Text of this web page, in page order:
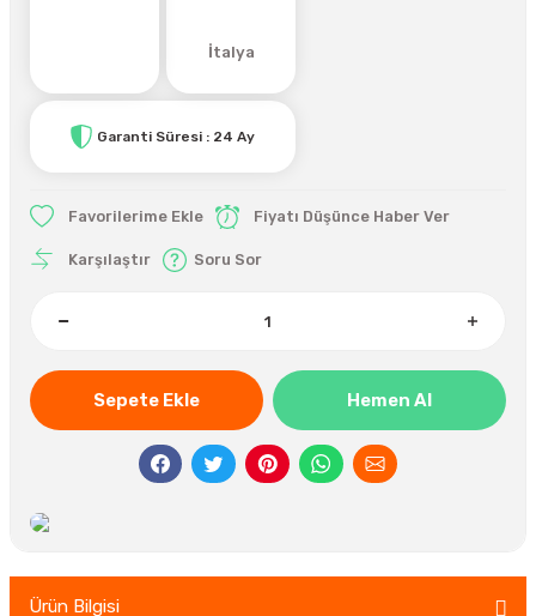
İtalya
Garanti Süresi : 24 Ay
Fiyatı Düşünce Haber Ver
Karşılaştır Soru Sor
Sepete Ekle Hemen Al
Ürün Bilgisi